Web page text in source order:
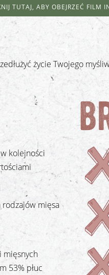
TUTAJ, ABY OBEJRZEĆ FILM
życie Twojego
kolejności
rodzajów mięsa
mięsnych
53% płuc